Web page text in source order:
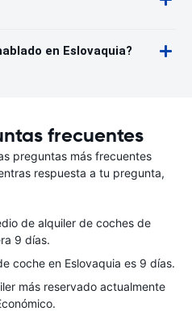
en Eslovaquia?
frecuentes
preguntas más frecuentes
respuesta a tu pregunta,
de alquiler de coches de
9 días.
coche en Eslovaquia es 9 días.
más reservado actualmente